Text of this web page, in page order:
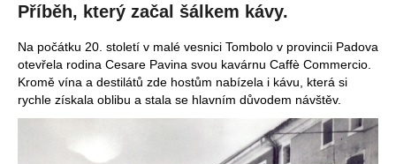
Příběh, který začal šálkem kávy.
Na počátku 20. století v malé vesnici Tombolo v provincii Padova
otevřela rodina Cesare Pavina svou kavárnu Caffè Commercio.
Kromě vína a destilátů zde hostům nabízela i kávu, která si
rychle získala oblibu a stala se hlavním důvodem návštěv.
t
ř
e
b
u